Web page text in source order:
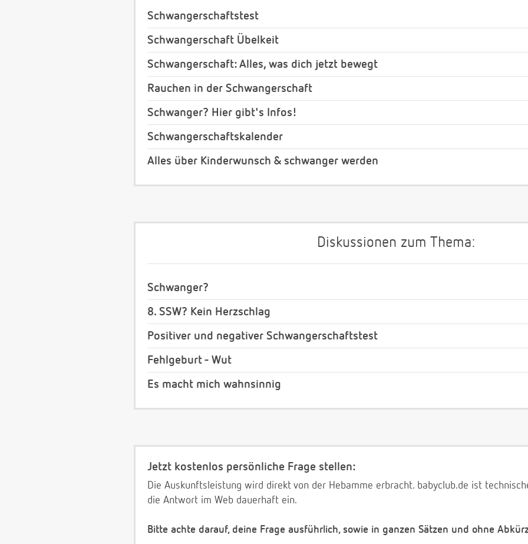
Schwangerschaftstest
Schwangerschaft Übelkeit
Schwangerschaft: Alles, was dich jetzt bewegt
Rauchen in der Schwangerschaft
Schwanger? Hier gibt's Infos!
Schwangerschaftskalender
Alles über Kinderwunsch & schwanger werden
Diskussionen zum Thema:
Schwanger?
8. SSW? Kein Herzschlag
Positiver und negativer Schwangerschaftstest
Fehlgeburt - Wut
Es macht mich wahnsinnig
Jetzt kostenlos persönliche Frage stellen:
Die Auskunftsleistung wird direkt von der Hebamme erbracht. babyclub.de ist
die Antwort im Web dauerhaft ein.
Bitte achte darauf, deine Frage ausführlich, sowie in ganzen Sätzen und ohne